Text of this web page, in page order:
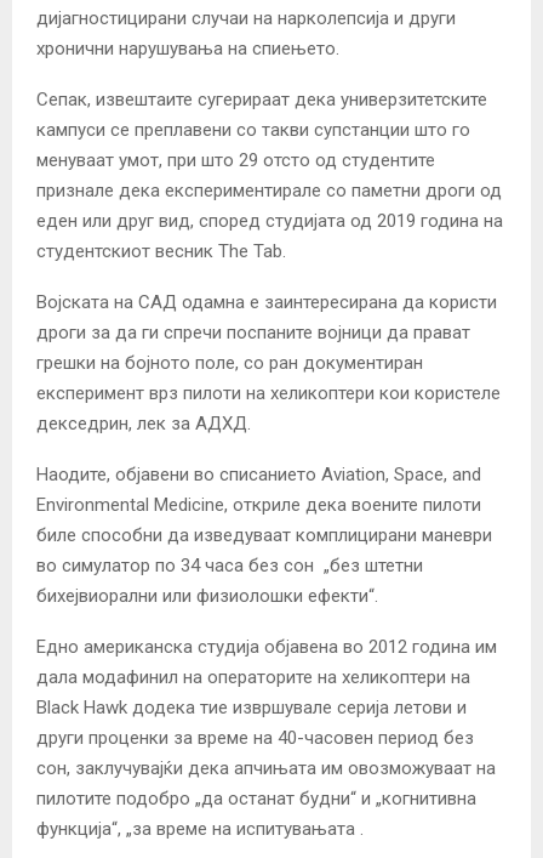
дијагностицирани случаи на нарколепсија и други
хронични нарушувања на спиењето.
Сепак, извештаите сугерираат дека универзитетските
кампуси се преплавени со такви супстанции што го
менуваат умот, при што 29 отсто од студентите
признале дека експериментирале со паметни дроги од
еден или друг вид, според студијата од 2019 година на
студентскиот весник The Tab.
Војската на САД одамна е заинтересирана да користи
дроги за да ги спречи поспаните војници да прават
грешки на бојното поле, со ран документиран
експеримент врз пилоти на хеликоптери кои користеле
декседрин, лек за АДХД.
Наодите, објавени во списанието Aviation, Space, and
Environmental Medicine, откриле дека воените пилоти
биле способни да изведуваат комплицирани маневри
во симулатор по 34 часа без сон „без штетни
бихејвиорални или физиолошки ефекти“.
Едно американска студија објавена во 2012 година им
дала модафинил на операторите на хеликоптери на
Black Hawk додека тие извршувале серија летови и
други проценки за време на 40-часовен период без
сон, заклучувајќи дека апчињата им овозможуваат на
пилотите подобро „да останат будни“ и „когнитивна
функција“, „за време на испитувањата .